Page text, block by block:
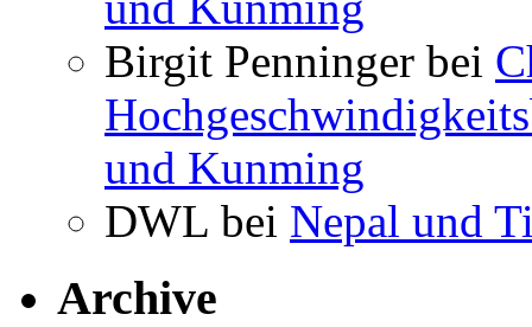
Birgit Penninger bei
und Kunming
DWL bei Nepal und
Archive